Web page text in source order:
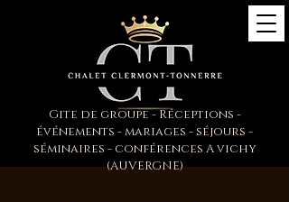
Gite de groupe - Réceptions -
événements - mariages - séjours -
séminaires - conférences A vichy
(AUVERGNE)